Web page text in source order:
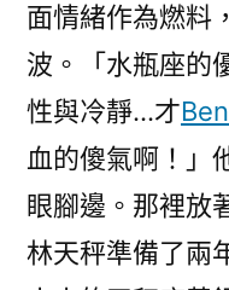
面情緒作為燃料
波。「水瓶座的
性與冷靜…才
血的傻氣啊！」
眼腳邊。那裡放
林天秤準備了兩